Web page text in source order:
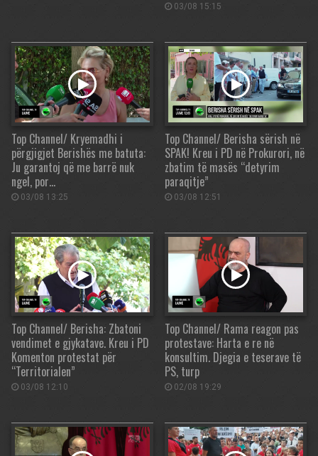
03/08 15:15
Top Channel/ Kryemadhi i
përgjigjet Berishës me batuta:
Ju garantoj që me barrë nuk
ngel, por…
03/08 13:25
Top Channel/ Berisha sërish në
SPAK! Kreu i PD në Prokurori, në
zbatim të masës “detyrim
paraqitje”
03/08 12:51
Top Channel/ Berisha: Zbatoni
vendimet e gjykatave. Kreu i PD
Komenton protestat për
“Territorialen”
03/08 12:10
Top Channel/ Rama reagon pas
protestave: Harta e re në
konsultim. Djegia e teserave të
PS, turp
02/08 19:29